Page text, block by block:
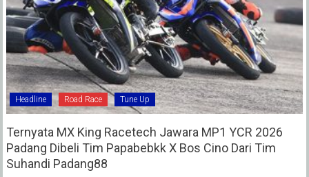
Headline Road Race Tune Up
Ternyata MX King Racetech Jawara MP1 YCR 2026
Padang Dibeli Tim Papabebkk X Bos Cino Dari Tim
Suhandi Padang88